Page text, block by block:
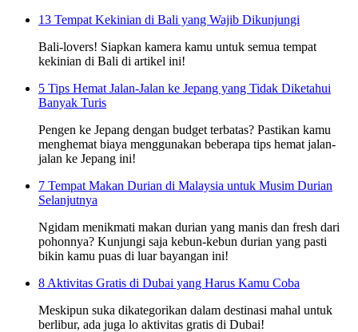
13 Tempat Kekinian di Bali yang Wajib Dikunjungi
Bali-lovers! Siapkan kamera kamu untuk semua tempat
kekinian di Bali di artikel ini!
5 Tips Hemat Jalan-Jalan ke Jepang yang Tidak Diketahui
Banyak Turis
Pengen ke Jepang dengan budget terbatas? Pastikan kamu
menghemat biaya menggunakan beberapa tips hemat jalan-
jalan ke Jepang ini!
7 Tempat Makan Durian di Malaysia untuk Musim Durian
Selanjutnya
Ngidam menikmati makan durian yang manis dan fresh dari
pohonnya? Kunjungi saja kebun-kebun durian yang pasti
bikin kamu puas di luar bayangan ini!
8 Aktivitas Gratis di Dubai yang Harus Kamu Coba
Meskipun suka dikategorikan dalam destinasi mahal untuk
berlibur, ada juga lo aktivitas gratis di Dubai!